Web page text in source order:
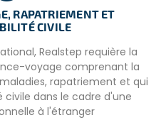
amis ou en famille.
pour les enfants ainsi
de sport, tenues
RAPATRIEMENT ET
CIVILE
Realstep requière la
voyage comprenant la
rapatriement et qui
dans le cadre d'une
à l'étranger